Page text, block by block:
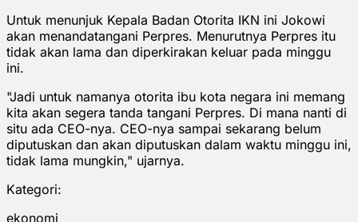
Untuk menunjuk Kepala Badan Otorita IKN ini Jokowi
akan menandatangani Perpres. Menurutnya Perpres itu
tidak akan lama dan diperkirakan keluar pada minggu
ini.
"Jadi untuk namanya otorita ibu kota negara ini memang
kita akan segera tanda tangani Perpres. Di mana nanti di
situ ada CEO-nya. CEO-nya sampai sekarang belum
diputuskan dan akan diputuskan dalam waktu minggu ini,
tidak lama mungkin," ujarnya.
Kategori:
ekonomi